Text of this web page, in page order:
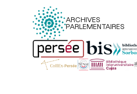
ARCHIVES
PARLEMENTAIRES